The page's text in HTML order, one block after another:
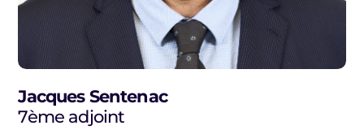
Jacques Sentenac
7ème adjoint